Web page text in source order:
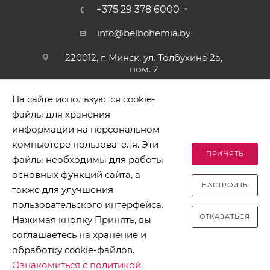
+375 29 378 6000
info@belbohemia.by
220012, г. Минск, ул. Толбухина 2а,
пом. 2
2026 © БЕЛБОГЕМИЯ (c). Оптовая торговля посудой и
хозяйственными товарами. Адрес: 220012, г. Минск, ул.
Толбухина 2а, пом. 2, телефон 8-017-378-60-00
Разработано в Clickmedia
На сайте используются cookie-
файлы для хранения
информации на персональном
компьютере пользователя. Эти
файлы необходимы для работы
основных функций сайта, а
также для улучшения
пользовательского интерфейса.
Нажимая кнопку Принять, вы
соглашаетесь на хранение и
обработку cookie-файлов.
Ознакомиться с политикой
ПРИНЯТЬ
НАСТРОИТЬ
ОТКАЗАТЬСЯ